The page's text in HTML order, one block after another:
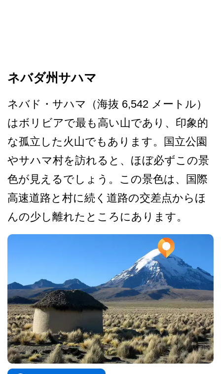
ネバダ州サハマ
ネバド・サハマ（海抜 6,542 メートル）
はボリビアで最も­高い山であり、印象的
な孤立した火山でもあります。­国立公園
やサハマ村を訪れると、ほぼ必ずこの景
色が­見えるでしょう。この景色は、国際
高速道路と村に続­く道路の交差点からほ
んの少し離れたところにありま­す。